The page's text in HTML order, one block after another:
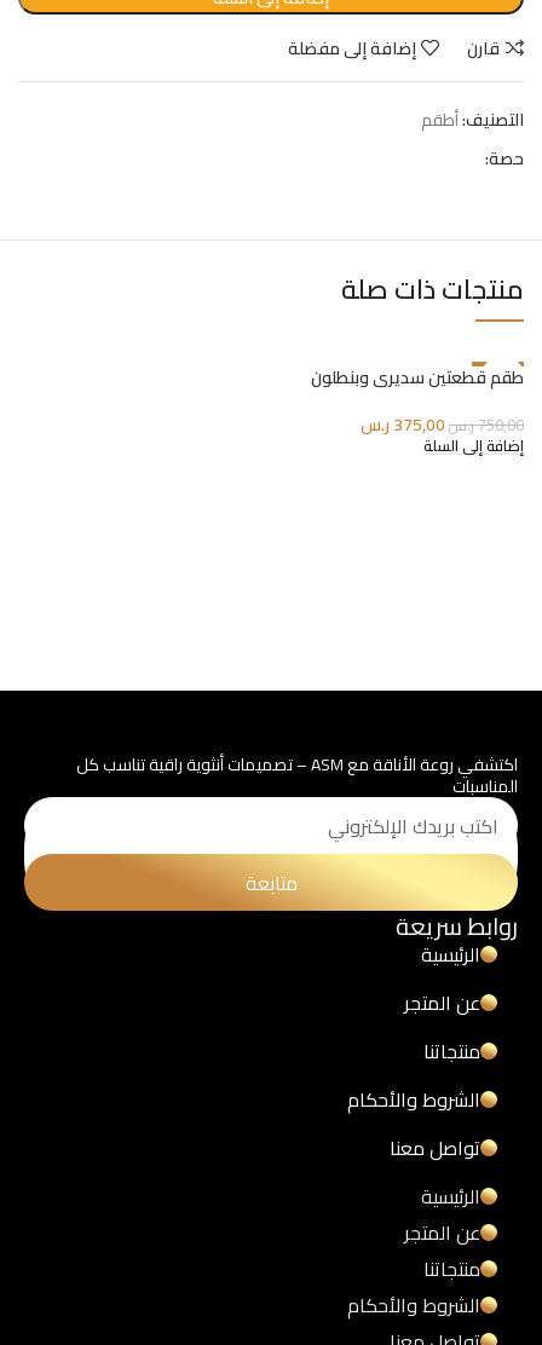
قارن
إضافة إلى مفضلة
التصنيف:أطقم
حصة:
منتجات ذات صلة
-50%
طقم قطعتين سديري وبنطلون
750,00ر.س375,00ر.س
إضافة إلى السلة
اكتشفي روعة الأناقة مع ASM – تصميمات أنثوية راقية تناسب كل
المناسبات
متابعة
روابط سريعة
الرئيسية
عن المتجر
منتجاتنا
الشروط والأحكام
تواصل معنا
الرئيسية
عن المتجر
منتجاتنا
الشروط والأحكام